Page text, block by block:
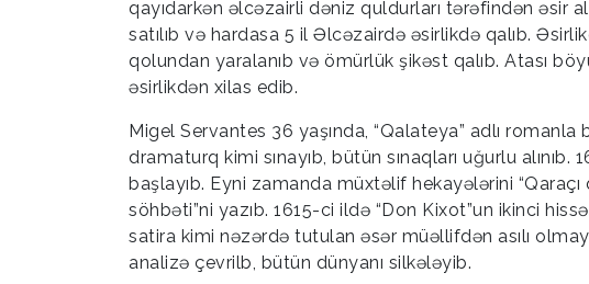
qayıdarkən əlcəzairli dəniz quldurları tərəfindən əsir
satılıb və hardasa 5 il Əlcəzairdə əsirlikdə qalıb.
qolundan yaralanıb və ömürlük şikəst qalıb. Atası
əsirlikdən xilas edib.
Migel Servantes 36 yaşında, “Qalateya” adlı
dramaturq kimi sınayıb, bütün sınaqları uğurlu
başlayıb. Eyni zamanda müxtəlif hekayələrini “Qaraçı
söhbəti”ni yazıb. 1615-ci ildə “Don Kixot”un ikinci
satira kimi nəzərdə tutulan əsər müəllifdən asılı
analizə çevrilb, bütün dünyanı silkələyib.